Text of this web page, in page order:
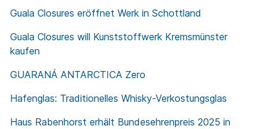
Guala Closures eröffnet Werk in Schottland
Guala Closures will Kunststoffwerk Kremsmünster
kaufen
GUARANÁ ANTARCTICA Zero
Hafenglas: Traditionelles Whisky-Verkostungsglas
Haus Rabenhorst erhält Bundesehrenpreis 2025 in